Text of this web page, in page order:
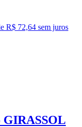
R$ 72,64 sem juros